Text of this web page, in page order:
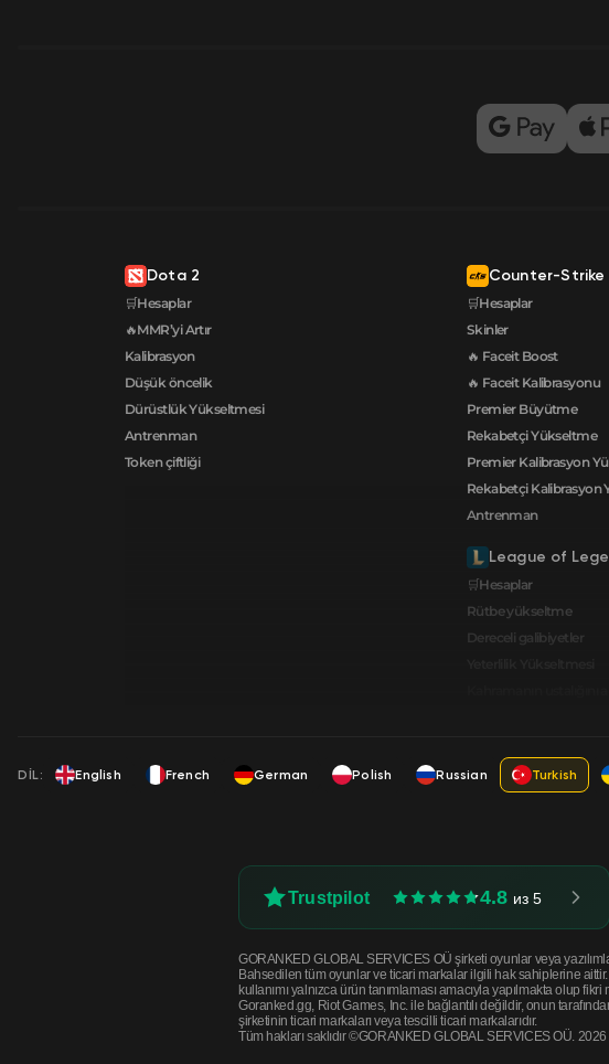
Dota 2
🛒Hesaplar
🔥MMR’yi Artır
Kalibrasyon
Düşük öncelik
Dürüstlük Yükseltmesi
Antrenman
Token çiftliği
Counter-Strike
🛒Hesaplar
Skinler
🔥 Faceit Boost
🔥 Faceit Kalibrasyonu
Premier Büyütme
Rekabetçi Yükseltme
Premier Kalibrasyon
Rekabetçi Kalibrasyon
Antrenman
League of
🛒Hesaplar
Rütbe yükseltme
Dereceli galibiyetler
DIL: English French German Polish Russian Turkish
Trustpilot 4.8 из 5
GORANKED GLOBAL SERVICES OÜ şirketi oyunlar veya
Bahsedilen tüm oyunlar ve ticari markalar ilgili hak sahiplerine
kullanımı yalnızca ürün tanımlaması amacıyla yapılmakta olup
Goranked.gg, Riot Games, Inc. ile bağlantılı değildir, onun
şirketinin ticari markaları veya tescilli ticari markalarıdır.
Tüm hakları saklıdır ©GORANKED GLOBAL SERVICES OÜ. 2026